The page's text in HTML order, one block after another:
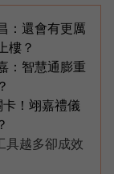
：還會有更厲
樓？
：智慧通膨重
！翊嘉禮儀
具越多卻成效